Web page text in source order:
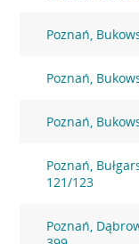
Poznań,
Poznań,
Poznań,
Poznań,
121/123
Poznań,